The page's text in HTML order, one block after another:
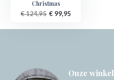
Christmas
€ 124,95 € 99,95
Onze winkel